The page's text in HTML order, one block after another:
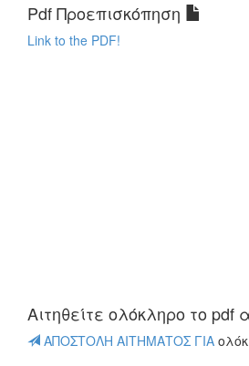
Pdf Προεπισκόπηση
Link to the PDF!
Αιτηθείτε oλόκληρο το pdf
ΑΠΟΣΤΟΛΗ ΑΙΤΗΜΑΤΟΣ ΓΙΑ